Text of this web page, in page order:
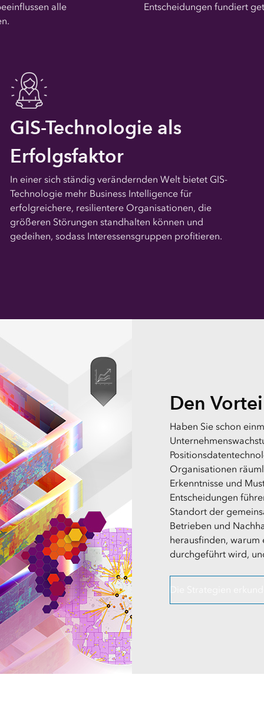
alle
Entscheidungen fundiert
GIS-Technologie als
Erfolgsfaktor
In einer sich ständig verändernden Welt bietet GIS-
Technologie mehr Business Intelligence für
erfolgreichere, resilientere Organisationen, die
größeren Störungen standhalten können und
gedeihen, sodass Interessensgruppen profitieren.
Den
Haben Sie schon
Organisationen
Erkenntnisse und
Entscheidungen
Standort der
Betrieben und
herausfinden, warum
durchgeführt wird,